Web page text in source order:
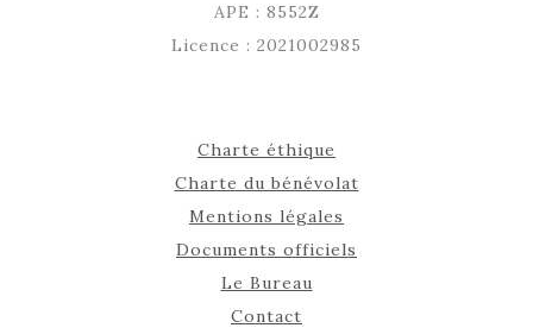
APE : 8552Z
Licence : 2021002985
Charte éthique
Charte du bénévolat
Mentions légales
Documents officiels
Le Bureau
Contact